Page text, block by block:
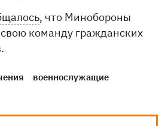
, что Минобороны
команду гражданских
военнослужащие